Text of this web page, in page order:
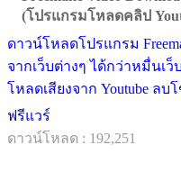
(โปรแกรมโหลดคลิป
ดาวน์โหลดโปรแกรม
จากเว็บต่างๆ ได้กว่าหมื่นเ
โหลดเสียงจาก Youtube ลบ
ฟรีแวร์
ดาวน์โหลด : 192,251